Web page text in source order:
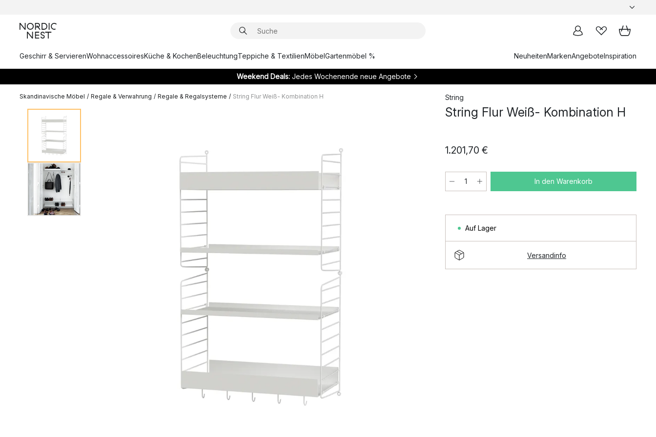
Geschirr & ServierenWohnaccessoiresKüche & KochenBeleuchtungTeppiche & TextilienMöbelGartenmöbel % NeuheitenMarkenAngeboteInspiration
Weekend Deals:Jedes Wochenende neue Angebote
Skandinavische Möbel / Regale & Verwahrung / Regale & Regalsysteme / String Flur Weiß- Kombination H String
String Flur Weiß- Kombination H
1.201,70 €
In den Warenkorb
Auf Lager
Versandinfo